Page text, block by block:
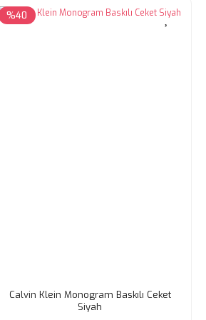
%40
Calvin Klein Monogram Baskılı Ceket
Siyah